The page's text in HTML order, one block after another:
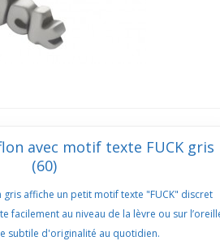
avec motif texte FUCK gris
(60)
affiche un petit motif texte "FUCK" discret
facilement au niveau de la lèvre ou sur
subtile d'originalité au quotidien.